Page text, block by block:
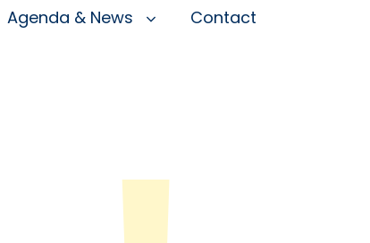
Agenda & News Contact